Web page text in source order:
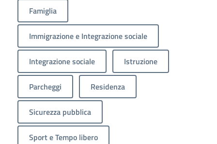
Famiglia
Immigrazione e Integrazione sociale
Integrazione sociale Istruzione
Parcheggi Residenza
Sicurezza pubblica
Sport e Tempo libero